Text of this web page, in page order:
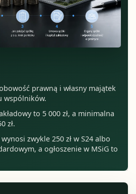
prawną i własny majątek
wspólników.
to 5 000 zł, a minimalna
zł.
zwykle 250 zł w S24 albo
a ogłoszenie w MSiG to